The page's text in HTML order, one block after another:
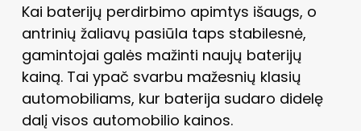
Kai baterijų perdirbimo apimtys išaugs, o
antrinių žaliavų pasiūla taps stabilesnė,
gamintojai galės mažinti naujų baterijų
kainą. Tai ypač svarbu mažesnių klasių
automobiliams, kur baterija sudaro didelę
dalį visos automobilio kainos.